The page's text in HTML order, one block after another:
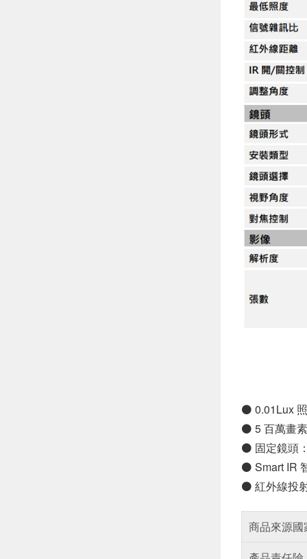
⚫ 0.01Lux
⚫ 5 百萬畫
⚫ 固定鏡頭
⚫ Smart IR
⚫ 紅外線投
商品來源國